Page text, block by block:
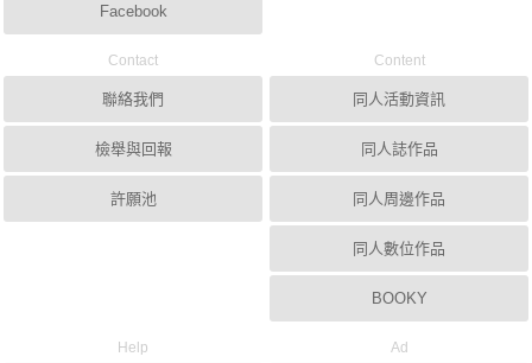
Facebook
Contact
聯絡我們
檢舉與回報
許願池
Content
同人活動資訊
同人誌作品
同人周邊作品
同人數位作品
BOOKY
Help Ad